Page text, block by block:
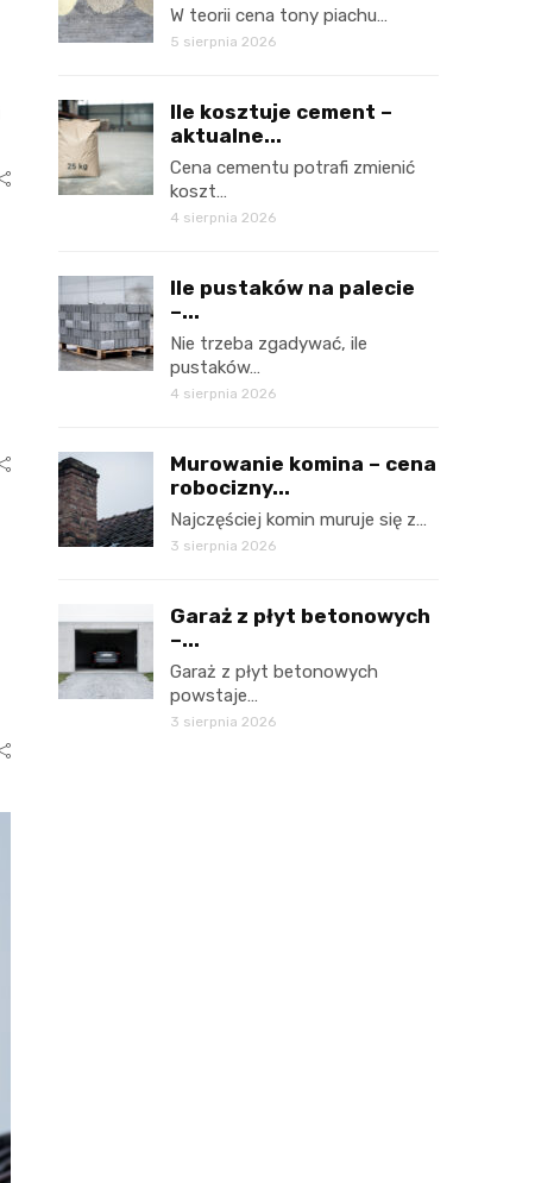
W teorii cena tony piachu…
5 sierpnia 2026
Ile kosztuje cement –
aktualne...
Cena cementu potrafi zmienić
koszt…
4 sierpnia 2026
Ile pustaków na palecie
–...
Nie trzeba zgadywać, ile
pustaków…
4 sierpnia 2026
Murowanie komina – cena
robocizny...
Najczęściej komin muruje się z…
3 sierpnia 2026
Garaż z płyt betonowych
–...
Garaż z płyt betonowych
powstaje…
3 sierpnia 2026